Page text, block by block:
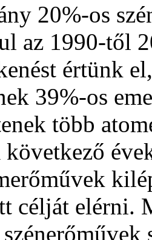
20%-os
az 1990-től
értünk
39%-os
több
következő
célját elérni.